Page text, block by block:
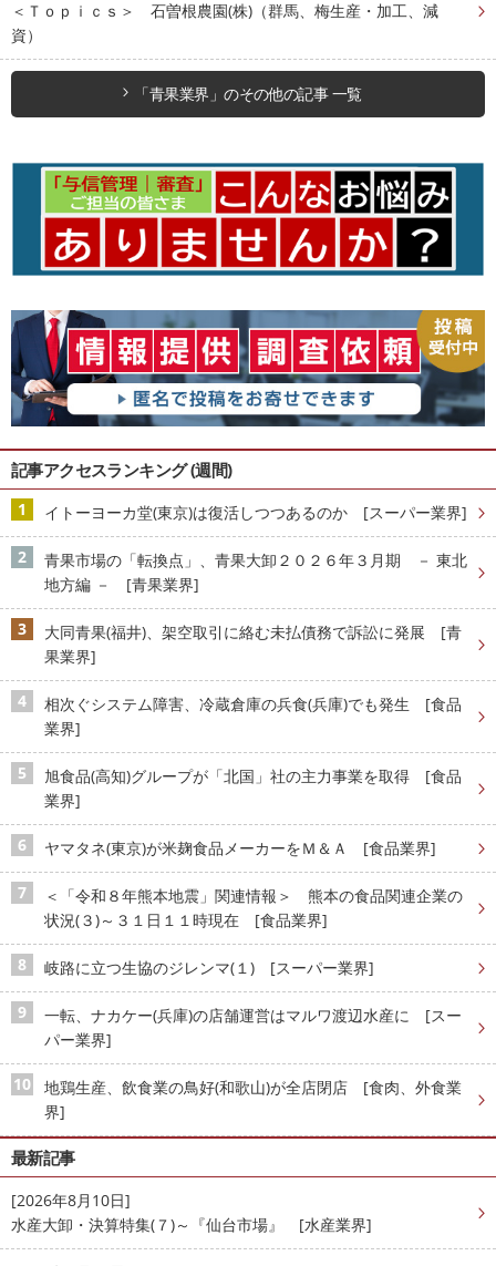
＜Ｔｏｐｉｃｓ＞ 石曽根農園(株)（群馬、梅生産・加工、減
資）
「青果業界」のその他の記事 一覧
記事アクセスランキング (週間)
イトーヨーカ堂(東京)は復活しつつあるのか [スーパー業界]
青果市場の「転換点」、青果大卸２０２６年３月期 － 東北
地方編 － [青果業界]
大同青果(福井)、架空取引に絡む未払債務で訴訟に発展 [青
果業界]
相次ぐシステム障害、冷蔵倉庫の兵食(兵庫)でも発生 [食品
業界]
旭食品(高知)グループが「北国」社の主力事業を取得 [食品
業界]
ヤマタネ(東京)が米麹食品メーカーをＭ＆Ａ [食品業界]
＜「令和８年熊本地震」関連情報＞ 熊本の食品関連企業の
状況(３)～３１日１１時現在 [食品業界]
岐路に立つ生協のジレンマ(１) [スーパー業界]
一転、ナカケー(兵庫)の店舗運営はマルワ渡辺水産に [スー
パー業界]
地鶏生産、飲食業の鳥好(和歌山)が全店閉店 [食肉、外食業
界]
最新記事
[2026年8月10日]
水産大卸・決算特集(７)～『仙台市場』 [水産業界]